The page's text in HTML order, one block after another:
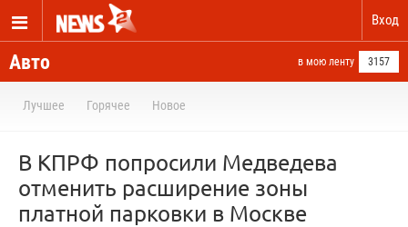
Вход
Авто в мою ленту 3157
Лучшее Горячее Новое
В КПРФ попросили Медведева
отменить расширение зоны
платной парковки в Москве